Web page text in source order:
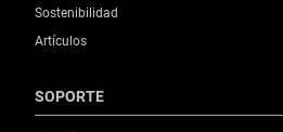
Sostenibilidad
Artículos
SOPORTE